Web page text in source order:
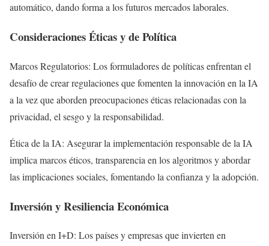
automático, dando forma a los futuros mercados laborales.
Consideraciones Éticas y de Política
Marcos Regulatorios: Los formuladores de políticas enfrentan el
desafío de crear regulaciones que fomenten la innovación en la IA
a la vez que aborden preocupaciones éticas relacionadas con la
privacidad, el sesgo y la responsabilidad.
Ética de la IA: Asegurar la implementación responsable de la IA
implica marcos éticos, transparencia en los algoritmos y abordar
las implicaciones sociales, fomentando la confianza y la adopción.
Inversión y Resiliencia Económica
Inversión en I+D: Los países y empresas que invierten en